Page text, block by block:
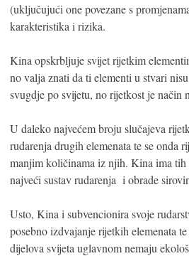
(uključujući one povezane s
karakteristika i rizika.
Kina opskrbljuje svijet rijetkim
no valja znati da ti elementi u stvari
svugdje po svijetu, no rijetkost je način
U daleko najvećem broju slučajeva
rudarenja drugih elemenata te se onda
manjim količinama iz njih. Kina ima tih
najveći sustav rudarenja i obrade
Usto, Kina i subvencionira svoje
posebno izdvajanje rijetkih elemenata
dijelova svijeta uglavnom nemaju